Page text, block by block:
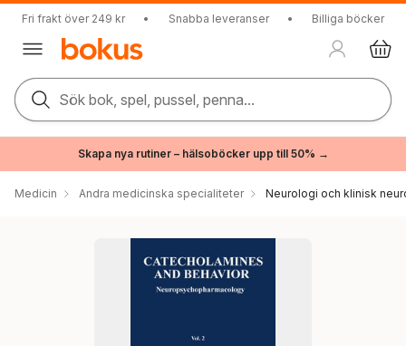
Fri frakt över 249 kr • Snabba leveranser • Billiga böcker
Sök bok, spel, pussel, penna...
Skapa nya rutiner – hälsoböcker upp till 50% →
Medicin Andra medicinska specialiteter Neurologi och klinisk